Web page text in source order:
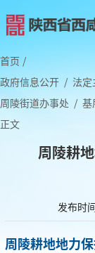
首页 /
政府信息公开 / 法
周陵街道办事处 / 基
正文
周陵耕
发布时
周陵耕地地力